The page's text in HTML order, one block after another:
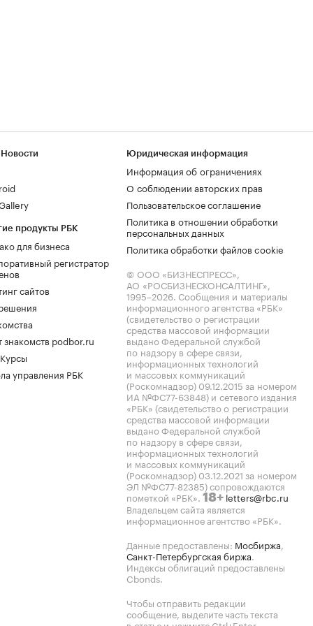
продукты РБК
для бизнеса
регистратор
сайтов
знакомств podbor.ru
управления РБК
Юридическая информация
Информация об ограничениях
О соблюдении авторских прав
Пользовательское соглашение
Политика в отношении обработки
персональных данных
Политика обработки файлов cookie
© ООО «БИЗНЕСПРЕСС»,
АО «РОСБИЗНЕСКОНСАЛТИНГ»,
1995–2026. Сообщения и материалы
информационного агентства «РБК»
(свидетельство о регистрации
средства массовой информации
выдано Федеральной службой
по надзору в сфере связи,
информационных технологий
и массовых коммуникаций
(Роскомнадзор) 09.12.2015 за номером
ИА №ФС77-63848) и сетевого издания
«РБК» (свидетельство о регистрации
средства массовой информации
выдано Федеральной службой
по надзору в сфере связи,
информационных технологий
и массовых коммуникаций
(Роскомнадзор) 03.12.2021 за номером
ЭЛ №ФС77-82385) сопровождаются
пометкой «РБК». 18+ letters@rbc.ru
Владельцем сайта является
информационное агентство «РБК».
Данные предоставлены: Мосбиржа,
Санкт-Петербургская биржа.
Индексы облигаций предоставлены
Cbonds.
Чтобы отправить редакции
сообщение, выделите часть текста